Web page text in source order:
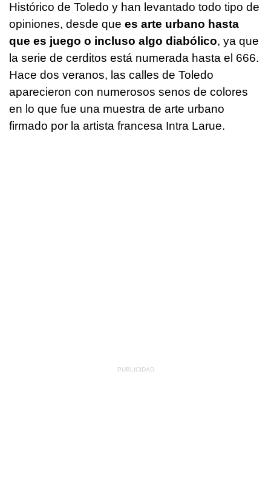
Histórico de Toledo y han levantado todo tipo de
opiniones, desde que es arte urbano hasta
que es juego o incluso algo diabólico, ya que
la serie de cerditos está numerada hasta el 666.
Hace dos veranos, las calles de Toledo
aparecieron con numerosos senos de colores
en lo que fue una muestra de arte urbano
firmado por la artista francesa Intra Larue.